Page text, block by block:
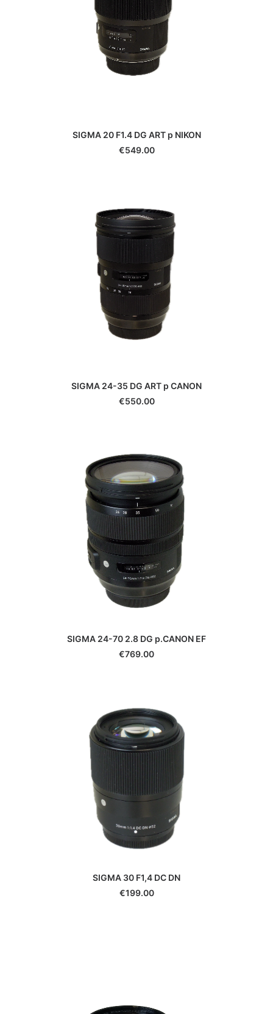
SIGMA 20 F1.4 DG ART p NIKON
€549.00
SIGMA 24-35 DG ART p CANON
€550.00
SIGMA 24-70 2.8 DG p.CANON EF
€769.00
SIGMA 30 F1,4 DC DN
€199.00